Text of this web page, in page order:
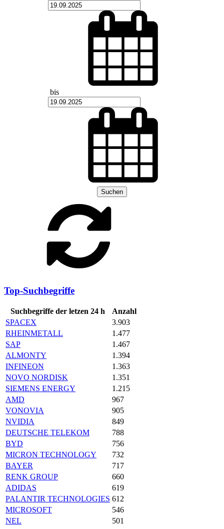
bis
Suchen
Top-Suchbegriffe
Suchbegriffe der letzen 24 h
Anzahl
SPACEX
3.903
RHEINMETALL
1.477
SAP
1.467
ALMONTY
1.394
INFINEON
1.363
NOVO NORDISK
1.351
SIEMENS ENERGY
1.215
AMD
967
VONOVIA
905
NVIDIA
849
DEUTSCHE TELEKOM
788
BYD
756
MICRON TECHNOLOGY
732
BAYER
717
RENK GROUP
660
ADIDAS
619
PALANTIR TECHNOLOGIES 612
MICROSOFT
546
NEL
501